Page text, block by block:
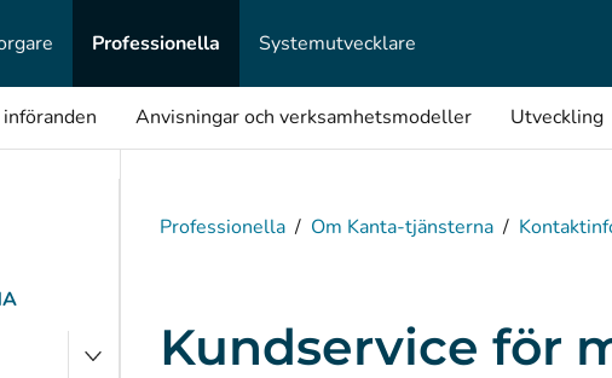
Professionella Systemutvecklare
Anvisningar och verksamhetsmodeller Utveckling
Professionella / Om Kanta-tjänsterna /
Kundservice för